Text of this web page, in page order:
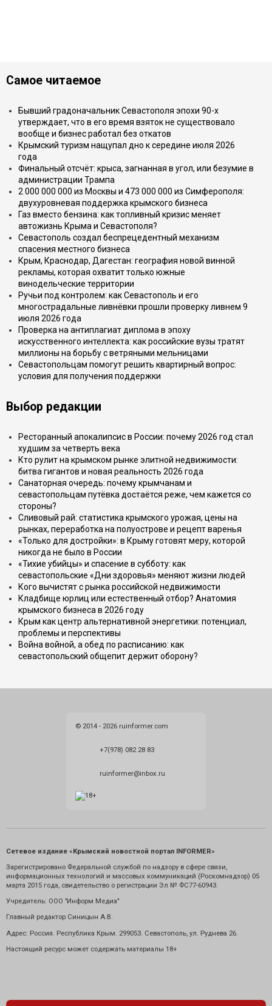
Самое читаемое
Бывший градоначальник Севастополя эпохи 90-х
утверждает, что в его время взяток не существовало
вообще и бизнес работал без откатов
Крымский туризм нащупал дно к середине июля 2026
года
Финальный отсчёт: крыса, загнанная в угол, или безумие в
администрации Трампа
2 000 000 000 из Москвы и 473 000 000 из Симферополя:
двухуровневая поддержка крымского бизнеса
Газ вместо бензина: как топливный кризис меняет
автожизнь Крыма и Севастополя?
Севастополь создал беспрецедентный механизм
спасения местного бизнеса
Крым, Краснодар, Дагестан: география новой винной
рекламы, которая охватит только южные
винодельческие территории
Ручьи под контролем: как Севастополь и его
многострадальные ливнёвки прошли проверку ливнем 9
июля 2026 года
Проверка на антиплагиат диплома в эпоху
искусственного интеллекта: как российские вузы тратят
миллионы на борьбу с ветряными мельницами
Севастопольцам помогут решить квартирный вопрос:
условия для получения поддержки
Выбор редакции
Ресторанный апокалипсис в России: почему 2026 год стал
худшим за четверть века
Кто рулит на крымском рынке элитной недвижимости:
битва гигантов и новая реальность 2026 года
Санаторная очередь: почему крымчанам и
севастопольцам путёвка достаётся реже, чем кажется со
стороны?
Сливовый рай: статистика крымского урожая, цены на
рынках, переработка на полуострове и рецепт варенья
«Только для достройки»: в Крыму готовят меру, которой
никогда не было в России
«Тихие убийцы» и спасение в субботу: как
севастопольские «Дни здоровья» меняют жизни людей
Кого вычистят с рынка российской недвижимости
Кладбище юрлиц или естественный отбор? Анатомия
крымского бизнеса в 2026 году
Крым как центр альтернативной энергетики: потенциал,
проблемы и перспективы
Война войной, а обед по расписанию: как
севастопольский общепит держит оборону?
© 2014 - 2026 ruinformer.com
+7(978) 082 28 83
ruinformer@inbox.ru
Сетевое издание «Крымский новостной портал INFORMER»
Зарегистрировано Федеральной службой по надзору в сфере связи,
информационных технологий и массовых коммуникаций (Роскомнадзор) 05
марта 2015 года, свидетельство о регистрации Эл № ФС77-60943.
Учредитель: ООО "Информ Медиа"
Главный редактор Синицын А.В.
Адрес: Россия. Республика Крым. 299053. Севастополь, ул. Руднева 26.
Настоящий ресурс может содержать материалы 18+